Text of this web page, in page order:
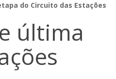
do Circuito das Estações
última